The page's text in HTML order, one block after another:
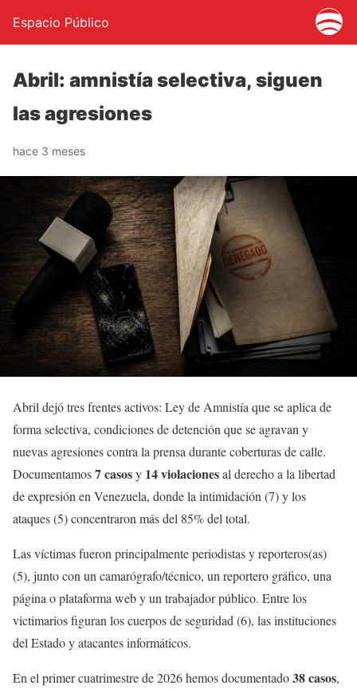
Espacio Público
Abril: amnistía selectiva, siguen
las agresiones
hace 3 meses
Abril dejó tres frentes activos: Ley de Amnistía que se aplica de
forma selectiva, condiciones de detención que se agravan y
nuevas agresiones contra la prensa durante coberturas de calle.
Documentamos7 casosy 14 violacionesal derecho a la libertad
de expresión en Venezuela, donde la intimidación (7) y los
ataques (5) concentraron más del 85% del total.
Las víctimas fueron principalmente periodistas y reporteros(as)
(5), junto con un camarógrafo/técnico, un reportero gráfico, una
página o plataforma web y un trabajador público. Entre los
victimarios figuran los cuerpos de seguridad (6), las instituciones
del Estado y atacantes informáticos.
En el primer cuatrimestre de 2026 hemos documentado38 casos,